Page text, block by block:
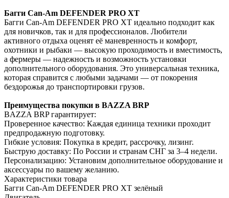
Багги Can-Am DEFENDER PRO XT
Багги Can-Am DEFENDER PRO XT идеально подходит как
для новичков, так и для профессионалов. Любители
активного отдыха оценят её маневренность и комфорт,
охотники и рыбаки — высокую проходимость и вместимость,
а фермеры — надежность и возможность установки
дополнительного оборудования. Это универсальная техника,
которая справится с любыми задачами — от покорения
бездорожья до транспортировки грузов.
Преимущества покупки в BAZZA BRP
BAZZA BRP гарантирует:
Проверенное качество: Каждая единица техники проходит
предпродажную подготовку.
Гибкие условия: Покупка в кредит, рассрочку, лизинг.
Быструю доставку: По России и странам СНГ за 3–4 недели.
Персонализацию: Установим дополнительное оборудование и
аксессуары по вашему желанию.
Характеристики товара
Багги Can-Am DEFENDER PRO XT зелёный